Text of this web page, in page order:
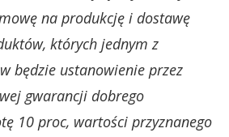
na produkcję i dostawę
których jednym z
będzie ustanowienie przez
gwarancji dobrego
10 proc, wartości przyznanego